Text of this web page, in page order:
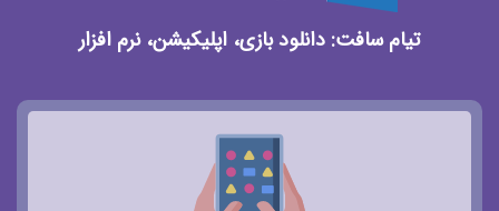
تیام سافت: دانلود بازی، اپلیکیشن، نرم افزار